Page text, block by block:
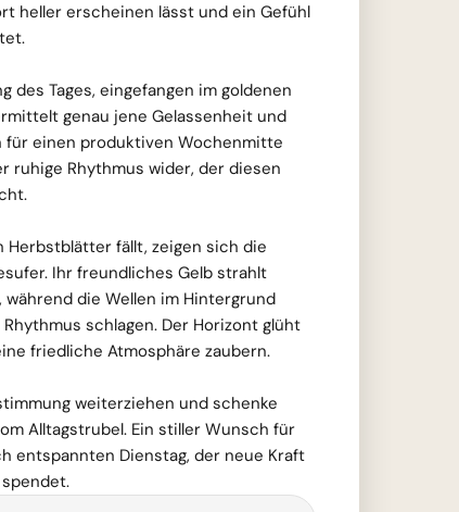
heller erscheinen lässt und ein Gefühl
des Tages, eingefangen im goldenen
genau jene Gelassenheit und
für einen produktiven Wochenmitte
ruhige Rhythmus wider, der diesen
Herbstblätter fällt, zeigen sich die
Ihr freundliches Gelb strahlt
während die Wellen im Hintergrund
schlagen. Der Horizont glüht
friedliche Atmosphäre zaubern.
weiterziehen und schenke
Alltagstrubel. Ein stiller Wunsch für
entspannten Dienstag, der neue Kraft